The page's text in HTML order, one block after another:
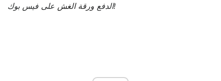
الدفع ورقة الغش على فيس بوك!